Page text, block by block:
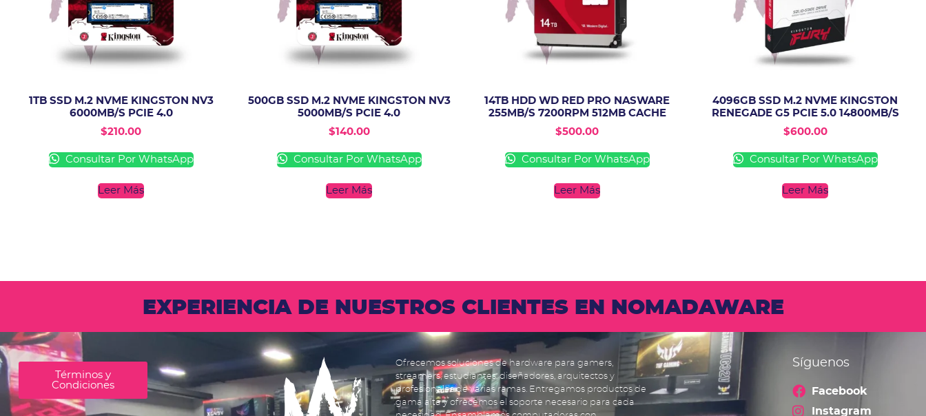
1TB SSD M.2 NVME KINGSTON NV3
6000MB/S PCIE 4.0
$210.00
Consultar Por WhatsApp
Leer Más
500GB SSD M.2 NVME KINGSTON NV3
5000MB/S PCIE 4.0
$140.00
Consultar Por WhatsApp
Leer Más
14TB HDD WD RED PRO NASWARE
255MB/S 7200RPM 512MB CACHE
$500.00
Consultar Por WhatsApp
Leer Más
4096GB SSD M.2 NVME KINGSTON
RENEGADE G5 PCIE 5.0 14800MB/S
$600.00
Consultar Por WhatsApp
Leer Más
EXPERIENCIA DE NUESTROS CLIENTES EN NOMADAWARE
Términos y
Condiciones
Ofrecemos soluciones de hardware para gamers,
streamers, estudiantes, diseñadores, arquitectos y
profesionales de varias ramas. Entregamos productos de
gama alta y ofrecemos el soporte necesario para cada
Síguenos
Facebook
Instagram